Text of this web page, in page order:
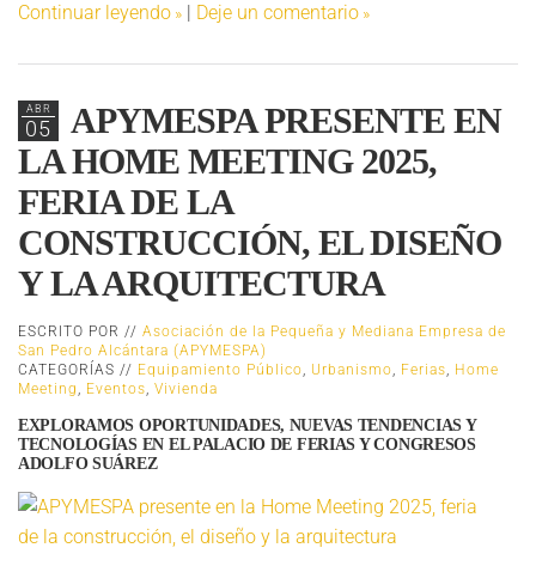
Continuar leyendo | Deje un comentario
ABR
05
APYMESPA PRESENTE EN
LA HOME MEETING 2025,
FERIA DE LA
CONSTRUCCIÓN, EL DISEÑO
Y LA ARQUITECTURA
ESCRITO POR // Asociación de la Pequeña y Mediana Empresa de
San Pedro Alcántara (APYMESPA)
CATEGORÍAS // Equipamiento Público Urbanismo Ferias
Home
Meeting
Eventos Vivienda
EXPLORAMOS OPORTUNIDADES, NUEVAS TENDENCIAS Y
TECNOLOGÍAS EN EL PALACIO DE FERIAS Y CONGRESOS
ADOLFO SUÁREZ